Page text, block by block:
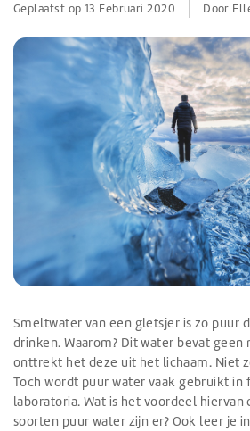
Geplaatst op 13 Februari 2020 Door
Smeltwater van een gletsjer is zo puur
drinken. Waarom? Dit water bevat geen
onttrekt het deze uit het lichaam. Niet
Toch wordt puur water vaak gebruikt in
laboratoria. Wat is het voordeel
soorten puur water zijn er? Ook leer je